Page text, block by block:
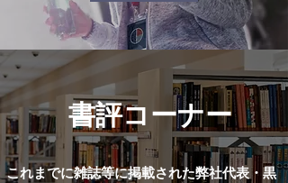
書評コーナー
これまでに雑誌等に掲載された弊社代表・黒